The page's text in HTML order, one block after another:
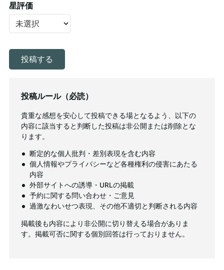
星評価
投稿ルール（必読）
貴重な感想を安心して投稿できる場となるよう、以下の
内容に該当すると判断した投稿は非公開または削除とな
ります。
断定的な個人批判・差別表現を含む内容
個人情報やプライバシーなど各種権利の侵害にあたる
内容
外部サイトへの誘導・URLの掲載
予約に関する問い合わせ・ご意見
過激なわいせつ表現、その他不適切と判断される内容
掲載後も内容により非公開に切り替える場合がありま
す。掲載可否に関する個別回答は行っておりません。